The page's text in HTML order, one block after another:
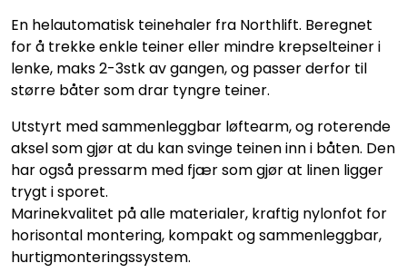
En helautomatisk teinehaler fra Northlift. Beregnet
for å trekke enkle teiner eller mindre krepselteiner i
lenke, maks 2-3stk av gangen, og passer derfor til
større båter som drar tyngre teiner.
Utstyrt med sammenleggbar løftearm, og roterende
aksel som gjør at du kan svinge teinen inn i båten. Den
har også pressarm med fjær som gjør at linen ligger
trygt i sporet.
Marinekvalitet på alle materialer, kraftig nylonfot for
horisontal montering, kompakt og sammenleggbar,
hurtigmonteringssystem.